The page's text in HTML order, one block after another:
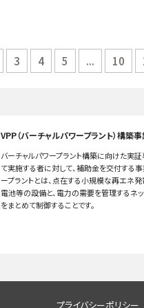
3 4 5 ... 10
VPP（バーチャルパワープラント）構築
バーチャルパワープラント構築に向けた実
て実施する者に対して、補助金を交付する事
ープラントとは、点在する小規模な再エネ
電池等の設備と、電力の需要を管理するネッ
をまとめて制御することです。
プライバシーポリシー